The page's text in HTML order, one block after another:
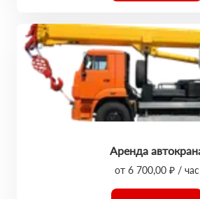
Аренда
от 6 700,00 ₽ / час